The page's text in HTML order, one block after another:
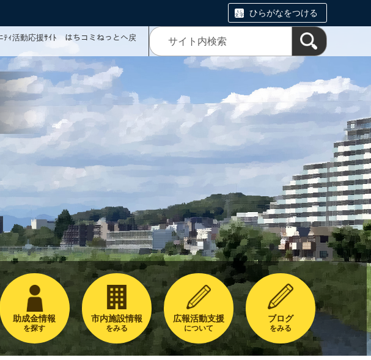
ひらがなをつける
ﾃｨ活動応援ｻｲﾄ はちコミねっとへ戻
助成金情報
を探す
市内施設情報
をみる
広報活動支援
について
ブログ
をみる